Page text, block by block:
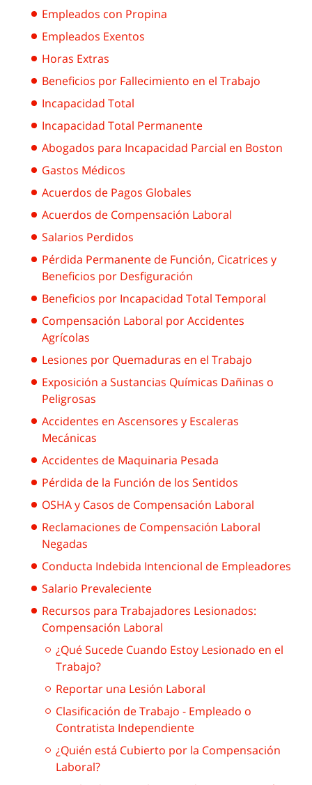
Empleados con Propina
Empleados Exentos
Horas Extras
Beneficios por Fallecimiento en el Trabajo
Incapacidad Total
Incapacidad Total Permanente
Abogados para Incapacidad Parcial en Boston
Gastos Médicos
Acuerdos de Pagos Globales
Acuerdos de Compensación Laboral
Salarios Perdidos
Pérdida Permanente de Función, Cicatrices y
Beneficios por Desfiguración
Beneficios por Incapacidad Total Temporal
Compensación Laboral por Accidentes
Agrícolas
Lesiones por Quemaduras en el Trabajo
Exposición a Sustancias Químicas Dañinas o
Peligrosas
Accidentes en Ascensores y Escaleras
Mecánicas
Accidentes de Maquinaria Pesada
Pérdida de la Función de los Sentidos
OSHA y Casos de Compensación Laboral
Reclamaciones de Compensación Laboral
Negadas
Conducta Indebida Intencional de Empleadores
Salario Prevaleciente
Recursos para Trabajadores Lesionados:
Compensación Laboral
¿Qué Sucede Cuando Estoy Lesionado en el
Trabajo?
Reportar una Lesión Laboral
Clasificación de Trabajo - Empleado o
Contratista Independiente
¿Quién está Cubierto por la Compensación
Laboral?